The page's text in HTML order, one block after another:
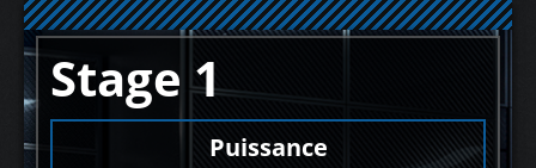
Stage 1
Puissance